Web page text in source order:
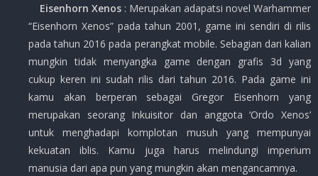
Eisenhorn Xenos : Merupakan adapatsi novel Warhammer
“Eisenhorn Xenos” pada tahun 2001, game ini sendiri di rilis
pada tahun 2016 pada perangkat mobile. Sebagian dari kalian
mungkin tidak menyangka game dengan grafis 3d yang
cukup keren ini sudah rilis dari tahun 2016. Pada game ini
kamu akan berperan sebagai Gregor Eisenhorn yang
merupakan seorang Inkuisitor dan anggota ‘Ordo Xenos’
untuk menghadapi komplotan musuh yang mempunyai
kekuatan iblis. Kamu juga harus melindungi imperium
manusia dari apa pun yang mungkin akan mengancamnya.